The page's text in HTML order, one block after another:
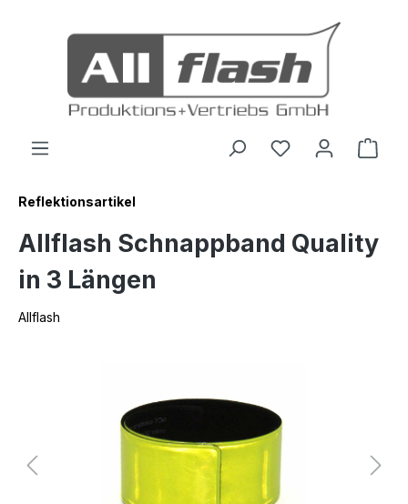
Reflektionsartikel
Allflash Schnappband Quality
in 3 Längen
Allflash